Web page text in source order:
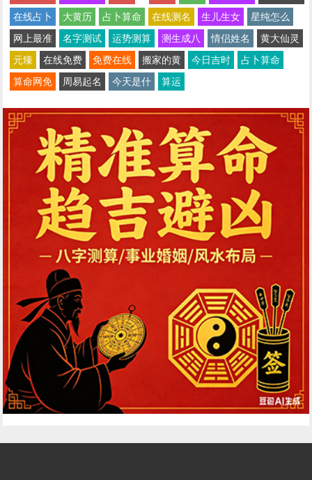
在线占卜
大黄历 占卜算命 在线测名 生儿生女
星纯怎么
网上最准
名字测试 运势测算 测生成八 情侣姓名
黄大仙灵
元臻
在线免费 免费在线 搬家的黄 今日吉时
占卜算命
算命网免
周易起名 今天是什 算运